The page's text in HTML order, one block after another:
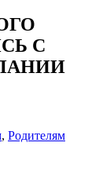
С
, Родителям